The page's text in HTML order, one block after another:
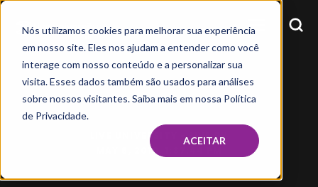
Nós utilizamos cookies para melhorar sua experiência
em nosso site. Eles nos ajudam a entender como você
interage com nosso conteúdo e a personalizar sua
visita. Esses dados também são usados para análises
sobre nossos visitantes. Saiba mais em nossa Política
de Privacidade.
ACEITAR
LIVE UNIVERSITY - LIVE RH
MAY 6, 2019, 1:37:44 PM